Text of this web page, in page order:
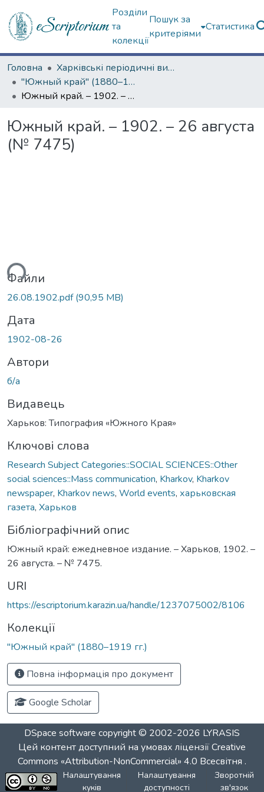
Розділи
та
колекції
Пошук за
критеріями
Статистика
Головна
Харківські періодичні видання
"Южный край" (1880–1919 гг.)
Южный край. – 1902. – 26 августа (№ 7475)
Южный край. – 1902. – 26 августа
(№ 7475)
Файли
26.08.1902.pdf(90,95 MB)
Дата
1902-08-26
Автори
б/а
Видавець
Харьков: Типография «Южного Края»
Ключові слова
Research Subject Categories::SOCIAL SCIENCES::Other
social sciences::Mass communication, Kharkov, Kharkov
newspaper, Kharkov news, World events, харьковская
газета, Харьков
Бібліографічний опис
Южный край: ежедневное издание. – Харьков, 1902. –
26 августа. – № 7475.
URI
https://escriptorium.karazin.ua/handle/1237075002/8106
Колекції
"Южный край" (1880–1919 гг.)
Повна інформація про документ
Google Scholar
DSpace software copyright © 2002-2026 LYRASIS
Цей контент доступний на умовах ліцензіїCreative
Commons «Attribution-NonCommercial» 4.0 Всесвітня .
Налаштування
куків
Налаштування
доступності
Зворотній
зв'язок